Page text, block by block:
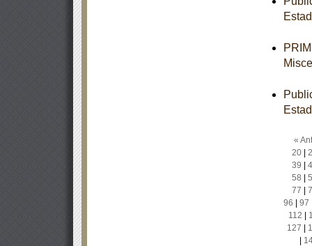
«
20|
39
58
77
96
97
112
127